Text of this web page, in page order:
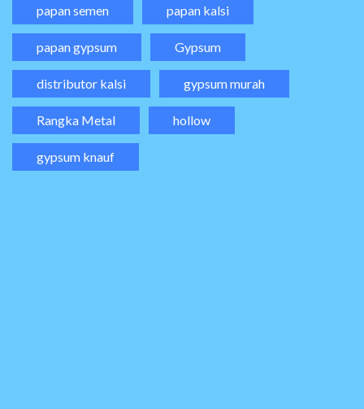
papan semen papan kalsi
papan gypsum Gypsum
distributor kalsi gypsum murah
Rangka Metal hollow
gypsum knauf